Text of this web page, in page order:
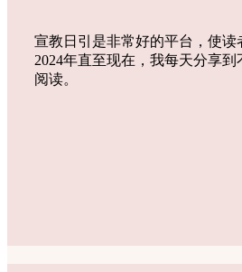
宣教日引是非常好的平台，使读
2024年直至现在，我每天分享
阅读。